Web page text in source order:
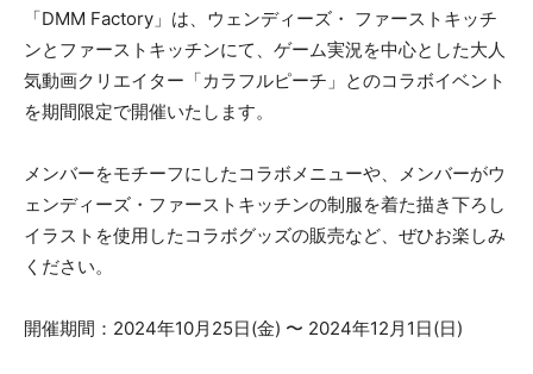
「DMM Factory」は、ウェンディーズ・ ファーストキッチ
ンとファーストキッチンにて、ゲーム実況を中心とした大人
気動画クリエイター「カラフルピーチ」とのコラボイベント
を期間限定で開催いたします。
メンバーをモチーフにしたコラボメニューや、メンバーがウ
ェンディーズ・ファーストキッチンの制服を着た描き下ろし
イラストを使用したコラボグッズの販売など、ぜひお楽しみ
ください。
開催期間：2024年10月25日(金) 〜 2024年12月1日(日)